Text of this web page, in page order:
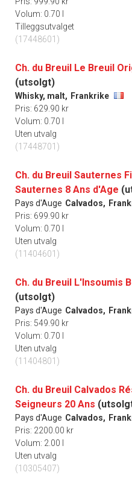
Volum: 0.70 l
Tilleggsutvalget
(17448601)
Ch. du Breuil Le Breuil
(utsolgt)
Whisky, malt, Frankrike
Pris: 629.90 kr
Volum: 0.70 l
Uten utvalg
(17448701)
Ch. du Breuil Sauternes
Sauternes 8 Ans d'Age
Pays d'Auge Calvados,
Pris: 699.90 kr
Volum: 0.70 l
Uten utvalg
(11404601)
Ch. du Breuil L'Insoumis
(utsolgt)
Pays d'Auge Calvados,
Pris: 549.90 kr
Volum: 0.70 l
Uten utvalg
(11404801)
Ch. du Breuil Calvados
Seigneurs 20 Ans
Pays d'Auge Calvados,
Pris: 2200.00 kr
Volum: 2.00 l
Uten utvalg
(10305407)